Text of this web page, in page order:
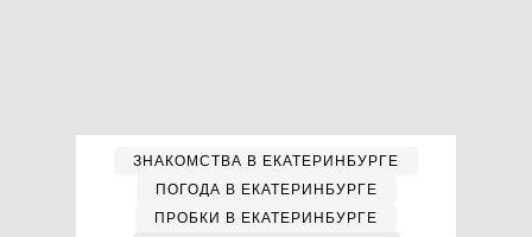
ЗНАКОМСТВА В ЕКАТЕРИНБУРГЕ
ПОГОДА В ЕКАТЕРИНБУРГЕ
ПРОБКИ В ЕКАТЕРИНБУРГЕ